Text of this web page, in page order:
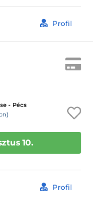
Profil
- Pécs
10.
Profil